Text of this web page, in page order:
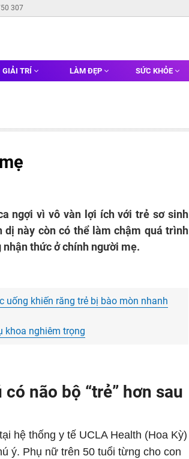
307
GIẢI TRÍ LÀM ĐẸP SỨC KHỎE
ngợi vì vô vàn lợi ích với trẻ sơ sinh
này còn có thể làm chậm quá trình
thức ở chính người mẹ.
uống khiến răng trẻ bị bào mòn nhanh
khoa nghiêm trọng
não bộ “trẻ” hơn sau
hệ thống y tế UCLA Health (Hoa Kỳ)
ý. Phụ nữ trên 50 tuổi từng cho con